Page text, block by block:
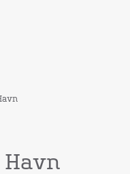
Havn